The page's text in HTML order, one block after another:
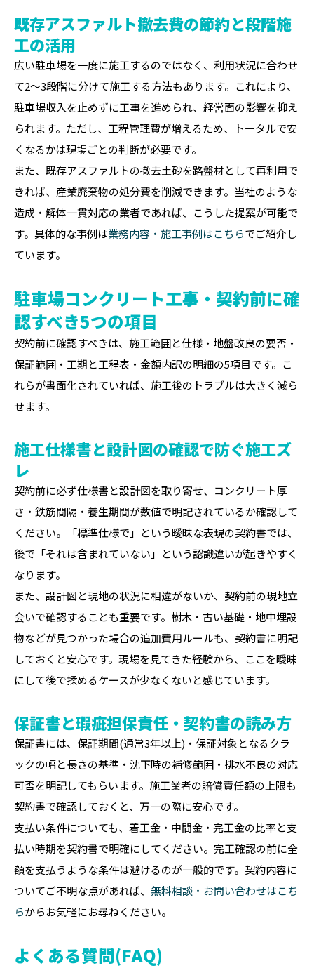
既存アスファルト撤去費の節約と段階施
工の活用
広い駐車場を一度に施工するのではなく、利用状況に合わせ
て2〜3段階に分けて施工する方法もあります。これにより、
駐車場収入を止めずに工事を進められ、経営面の影響を抑え
られます。ただし、工程管理費が増えるため、トータルで安
くなるかは現場ごとの判断が必要です。
また、既存アスファルトの撤去土砂を路盤材として再利用で
きれば、産業廃棄物の処分費を削減できます。当社のような
造成・解体一貫対応の業者であれば、こうした提案が可能で
す。具体的な事例は業務内容・施工事例はこちらでご紹介し
ています。
駐車場コンクリート工事・契約前に確
認すべき5つの項目
契約前に確認すべきは、施工範囲と仕様・地盤改良の要否・
保証範囲・工期と工程表・金額内訳の明細の5項目です。こ
れらが書面化されていれば、施工後のトラブルは大きく減ら
せます。
施工仕様書と設計図の確認で防ぐ施工ズ
レ
契約前に必ず仕様書と設計図を取り寄せ、コンクリート厚
さ・鉄筋間隔・養生期間が数値で明記されているか確認して
ください。「標準仕様で」という曖昧な表現の契約書では、
後で「それは含まれていない」という認識違いが起きやすく
なります。
また、設計図と現地の状況に相違がないか、契約前の現地立
会いで確認することも重要です。樹木・古い基礎・地中埋設
物などが見つかった場合の追加費用ルールも、契約書に明記
しておくと安心です。現場を見てきた経験から、ここを曖昧
にして後で揉めるケースが少なくないと感じています。
保証書と瑕疵担保責任・契約書の読み方
保証書には、保証期間(通常3年以上)・保証対象となるクラ
ックの幅と長さの基準・沈下時の補修範囲・排水不良の対応
可否を明記してもらいます。施工業者の賠償責任額の上限も
契約書で確認しておくと、万一の際に安心です。
支払い条件についても、着工金・中間金・完工金の比率と支
払い時期を契約書で明確にしてください。完工確認の前に全
額を支払うような条件は避けるのが一般的です。契約内容に
ついてご不明な点があれば、 無料相談・お問い合わせはこち
らからお気軽にお尋ねください。
よくある質問(FAQ)